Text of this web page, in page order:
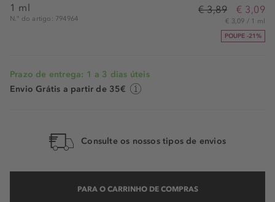
1 ml
N.° do artigo: 794964
€ 3,89 € 3,09
€ 3,09 / 1 ml
POUPE -21%
Prazo de entrega: 1 a 3 dias úteis
Envio Grátis a partir de 35€
Consulte os nossos tipos de envios
PARA O CARRINHO DE COMPRAS